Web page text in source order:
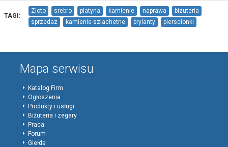
TAGI:
Zloto srebro platyna kamienie naprawa
bizuteria
sprzedaz
kamienie-szlachetne brylanty
pierscionki
Mapa serwisu
Katalog Firm
Ogłoszenia
Produkty i usługi
Biżuteria i zegary
Praca
Forum
Giełda